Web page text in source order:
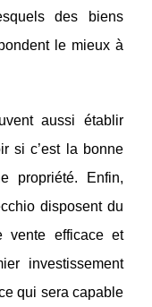
des biens
le mieux à
aussi établir
si c’est la bonne
propriété. Enfin,
disposent du
vente efficace et
investissement
qui sera capable